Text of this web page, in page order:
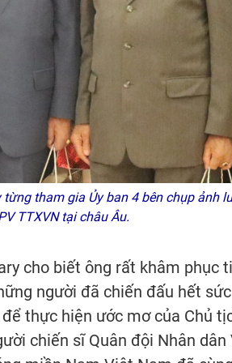
tham gia Ủy ban 4 bên chụp ảnh
TTXVN tại châu Âu.
cho biết ông rất khâm phục
người đã chiến đấu hết
thực hiện ước mơ của Chủ
chiến sĩ Quân đội Nhân